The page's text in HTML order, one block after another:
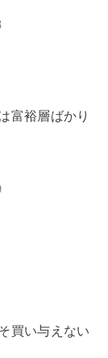
富裕層ばかり
買い与えない